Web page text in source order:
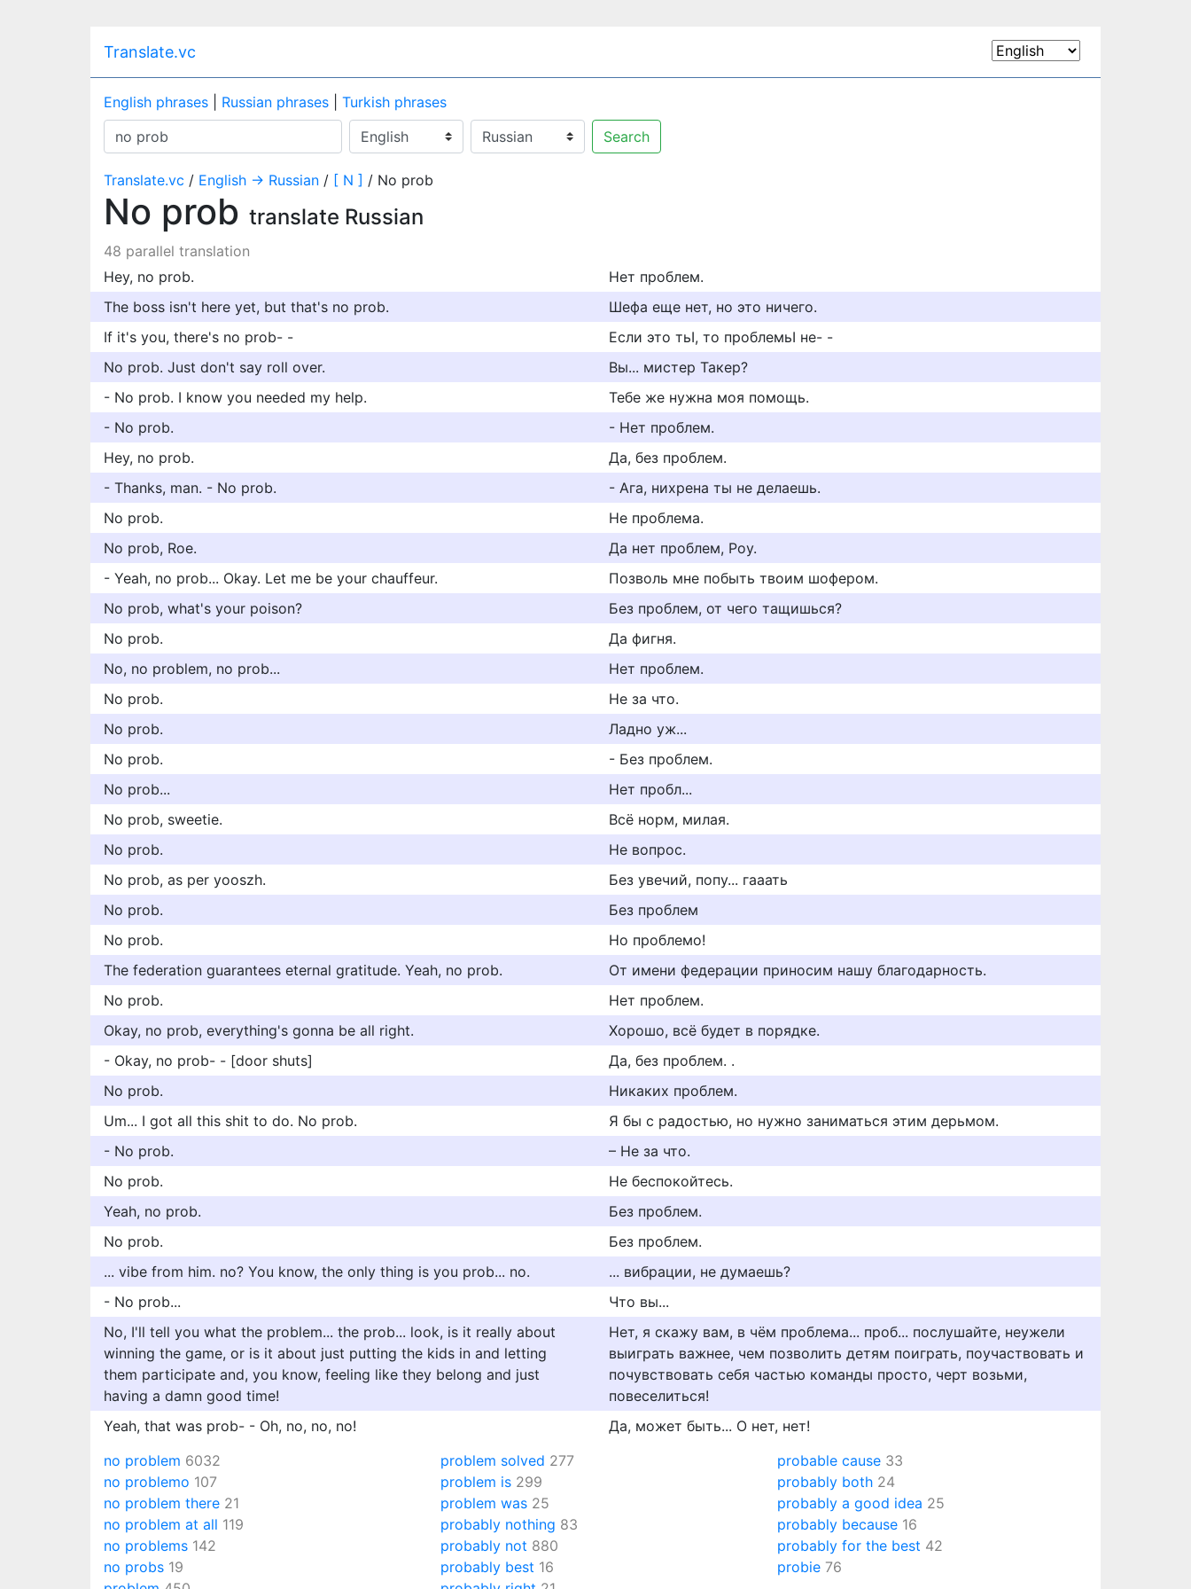
Translate.vc
English phrases Russian phrases
Turkish phrases
Search
Translate.vc / English → Russian / [ N ] / No prob
No prob translate Russian
48 parallel translation
Hey, no prob.
Нет проблем.
The boss isn't here yet, but that's no prob.
Шефа еще нет, но это ничего.
If it's you, there's no prob- -
Если это тьI, то проблемьI не- -
No prob. Just don't say roll over.
Вы... мистер Такер?
- No prob. I know you needed my help.
Тебе же нужна моя помощь.
- No prob.
- Нет проблем.
Hey, no prob.
Да, без проблем.
- Thanks, man. - No prob.
- Ага, нихрена ты не делаешь.
No prob.
Не проблема.
No prob, Roe.
Да нет проблем, Роу.
- Yeah, no prob... Okay. Let me be your chauffeur.
Позволь мне побыть твоим шофером.
No prob, what's your poison?
Без проблем, от чего тащишься?
No prob.
Да фигня.
No, no problem, no prob...
Нет проблем.
No prob.
Не за что.
No prob.
Ладно уж...
No prob.
- Без проблем.
No prob...
Нет пробл...
No prob, sweetie.
Всё норм, милая.
No prob.
Не вопрос.
No prob, as per yooszh.
Без увечий, попу... гааать
No prob.
Без проблем
No prob.
Но проблемо!
The federation guarantees eternal gratitude. Yeah, no prob.
От имени федерации приносим нашу благодарность.
No prob.
Нет проблем.
Okay, no prob, everything's gonna be all right.
Хорошо, всё будет в порядке.
- Okay, no prob- - [door shuts]
Да, без проблем. .
No prob.
Никаких проблем.
Um... I got all this shit to do. No prob.
Я бы с радостью, но нужно заниматься этим дерьмом.
- No prob.
– Не за что.
No prob.
Не беспокойтесь.
Yeah, no prob.
Без проблем.
No prob.
Без проблем.
... vibe from him. no? You know, the only thing is you prob... no.
... вибрации, не думаешь?
- No prob...
Что вы...
No, I'll tell you what the problem... the prob... look, is it really about
winning the game, or is it about just putting the kids in and letting
them participate and, you know, feeling like they belong and just
having a damn good time!
Нет, я скажу вам, в чём проблема... проб... послушайте, неужели
выиграть важнее, чем позволить детям поиграть, поучаствовать и
почувствовать себя частью команды просто, черт возьми,
повеселиться!
Yeah, that was prob- - Oh, no, no, no!
Да, может быть... О нет, нет!
no problem 6032
no problemo 107
no problem there 21
no problem at all 119
no problems 142
no probs 19
problem solved 277
problem is 299
problem was 25
probably nothing 83
probably not 880
probably best 16
probable cause 33
probably both 24
probably a good idea 25
probably because 16
probably for the best 42
probie 76